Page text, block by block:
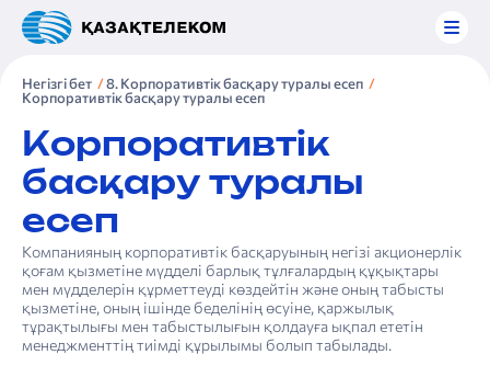
Негізгі бет
8. Корпоративтік басқару туралы есеп
Корпоративтік басқару туралы есеп
Корпоративтік
басқару туралы
есеп
Компанияның корпоративтік басқаруының негізі акционерлік
қоғам қызметіне мүдделі барлық тұлғалардың құқықтары
мен мүдделерін құрметтеуді көздейтін және оның табысты
қызметіне, оның ішінде беделінің өсуіне, қаржылық
тұрақтылығы мен табыстылығын қолдауға ықпал ететін
менеджменттің тиімді құрылымы болып табылады.